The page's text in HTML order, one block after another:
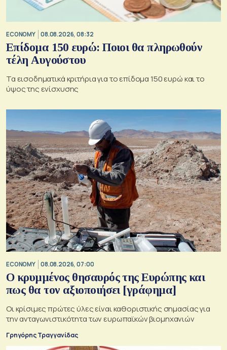
ECONOMY 08.08.2026, 08:32
Επίδομα 150 ευρώ: Ποιοι θα πληρωθούν
τέλη Αυγούστου
Τα εισοδηματικά κριτήρια για το επίδομα 150 ευρώ και το
ύψος της ενίσχυσης
ECONOMY 08.08.2026, 07:00
Ο κρυμμένος θησαυρός της Ευρώπης και
πως θα τον αξιοποιήσει [γράφημα]
Οι κρίσιμες πρώτες ύλες είναι καθοριστικής σημασίας για
την ανταγωνιστικότητα των ευρωπαϊκών βιομηχανιών
Γρηγόρης Τραγγανίδας